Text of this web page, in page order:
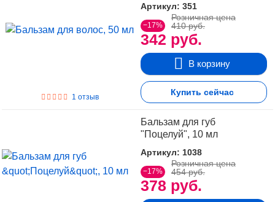
1 отзыв
Артикул: 351
−17%
342 руб.
Розничная цена
410 руб.
В корзину
Купить сейчас
Бальзам для губ
"Поцелуй", 10 мл
Артикул: 1038
−17%
378 руб.
Розничная цена
454 руб.